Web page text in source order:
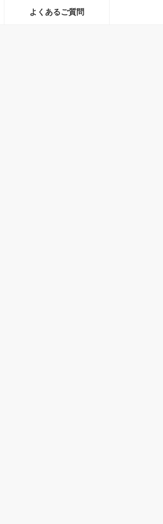
よくあるご質問